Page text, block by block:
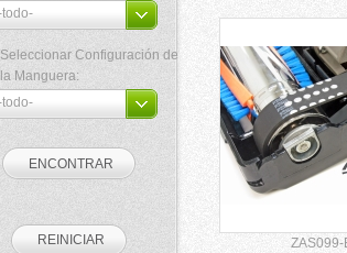
Seleccionar Configuración de
la Manguera:
ZAS099-